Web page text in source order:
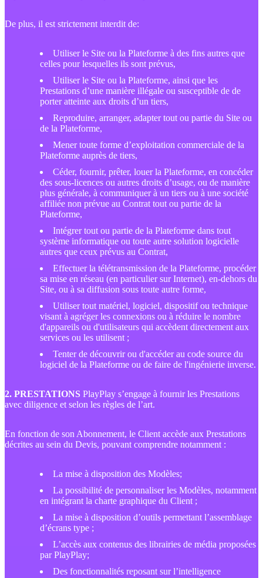
De plus, il est strictement interdit de:
Utiliser le Site ou la Plateforme à des fins autres que
celles pour lesquelles ils sont prévus,
Utiliser le Site ou la Plateforme, ainsi que les
Prestations d’une manière illégale ou susceptible de de
porter atteinte aux droits d’un tiers,
Reproduire, arranger, adapter tout ou partie du Site ou
de la Plateforme,
Mener toute forme d’exploitation commerciale de la
Plateforme auprès de tiers,
Céder, fournir, prêter, louer la Plateforme, en concéder
des sous-licences ou autres droits d’usage, ou de manière
plus générale, à communiquer à un tiers ou à une société
affiliée non prévue au Contrat tout ou partie de la
Plateforme,
Intégrer tout ou partie de la Plateforme dans tout
système informatique ou toute autre solution logicielle
autres que ceux prévus au Contrat,
Effectuer la télétransmission de la Plateforme, procéder
sa mise en réseau (en particulier sur Internet), en-dehors du
Site, ou à sa diffusion sous toute autre forme,
Utiliser tout matériel, logiciel, dispositif ou technique
visant à agréger les connexions ou à réduire le nombre
d'appareils ou d'utilisateurs qui accèdent directement aux
services ou les utilisent ;
Tenter de découvrir ou d'accéder au code source du
logiciel de la Plateforme ou de faire de l'ingénierie inverse.
2. PRESTATIONS PlayPlay s’engage à fournir les Prestations
avec diligence et selon les règles de l’art.
En fonction de son Abonnement, le Client accède aux Prestations
décrites au sein du Devis, pouvant comprendre notamment :
La mise à disposition des Modèles;
La possibilité de personnaliser les Modèles, notamment
en intégrant la charte graphique du Client ;
La mise à disposition d’outils permettant l’assemblage
d’écrans type ;
L’accès aux contenus des librairies de média proposées
par PlayPlay;
Des fonctionnalités reposant sur l’intelligence